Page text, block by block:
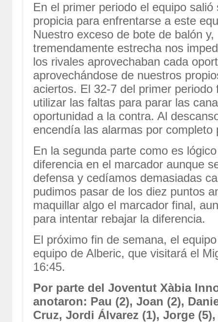
En el primer periodo el equipo
propicia para enfrentarse a este
Nuestro exceso de bote de balón
tremendamente estrecha nos
los rivales aprovechaban cada
aprovechándose de nuestros
aciertos. El 32-7 del primer
utilizar las faltas para parar las
oportunidad a la contra. Al
encendía las alarmas por completo
En la segunda parte como es
diferencia en el marcador aunque
defensa y cedíamos demasiadas
pudimos pasar de los diez puntos
maquillar algo el marcador final,
para intentar rebajar la diferencia.
El próximo fin de semana, el
equipo de Alberic, que visitará el
16:45.
Por parte del Joventut Xàbia
anotaron: Pau (2), Joan (2),
Cruz, Jordi Álvarez (1), Jorge